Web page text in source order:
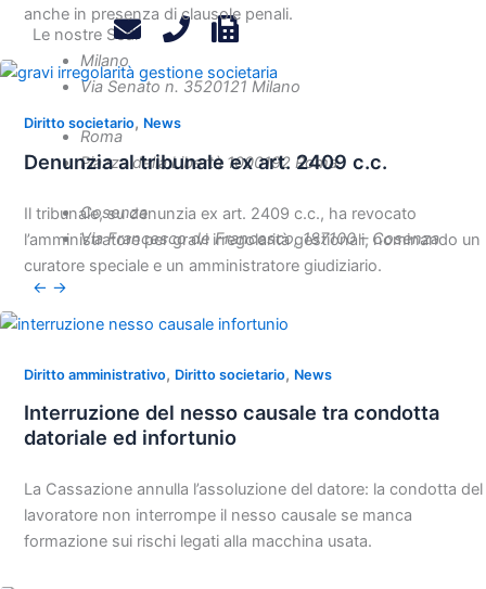
Le nostre Sedi
Milano
Via Senato n. 3520121 Milano
Roma
Piazza della Libertà 1000192 Roma
Cosenza
Via Francesco de Francesco, 187100 – Cosenza
← →
anche in presenza di clausole penali.
Diritto societario, News
Denunzia al tribunale ex art. 2409 c.c.
Il tribunale, su denunzia ex art. 2409 c.c., ha revocato
l’amministratore per gravi irregolarità gestionali, nominando un
curatore speciale e un amministratore giudiziario.
Diritto amministrativo, Diritto societario, News
Interruzione del nesso causale tra condotta
datoriale ed infortunio
La Cassazione annulla l’assoluzione del datore: la condotta del
lavoratore non interrompe il nesso causale se manca
formazione sui rischi legati alla macchina usata.